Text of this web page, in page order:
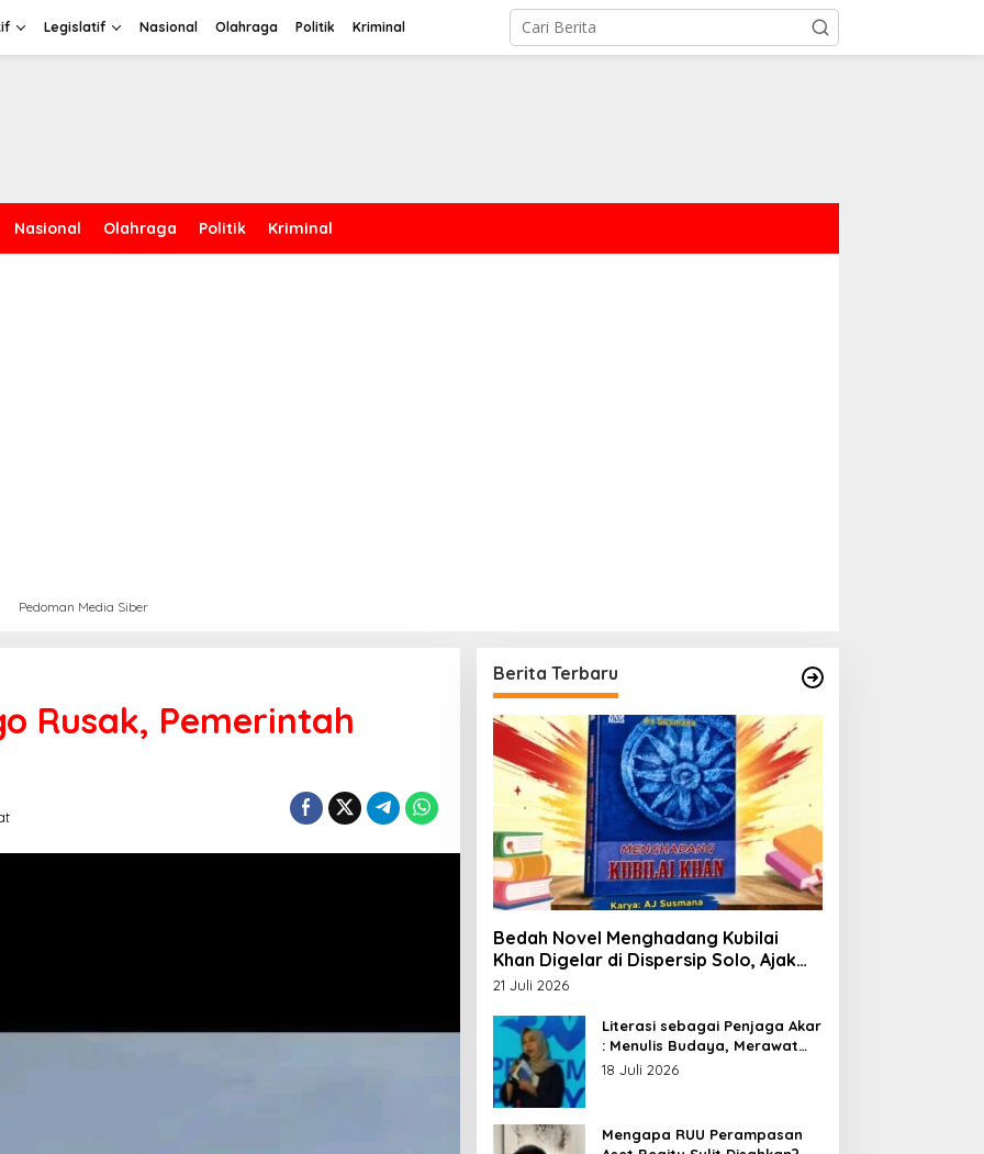
Legislatif Nasional Olahraga Politik Kriminal
Nasional Olahraga Politik Kriminal
Pedoman Media Siber
Rusak, Pemerintah
Berita Terbaru
Bedah Novel Menghadang Kubilai
Khan Digelar di Dispersip Solo, Ajak
Publik Menyelami Heroisme Leluhur
21 Juli 2026
Literasi sebagai Penjaga Akar
: Menulis Budaya, Merawat
Identitas
18 Juli 2026
Mengapa RUU Perampasan